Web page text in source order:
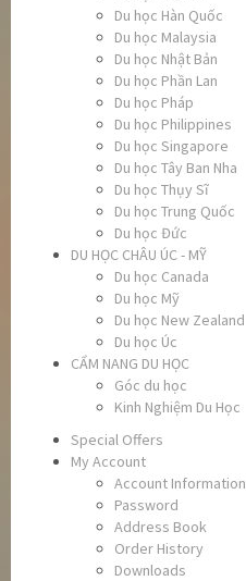
Du học Hàn Quốc
Du học Malaysia
Du học Nhật Bản
Du học Phần Lan
Du học Pháp
Du học Philippines
Du học Singapore
Du học Tây Ban Nha
Du học Thụy Sĩ
Du học Trung Quốc
Du học Đức
DU HỌC CHÂU ÚC - MỸ
Du học Canada
Du học Mỹ
Du học New Zealand
Du học Úc
CẨM NANG DU HỌC
Góc du học
Kinh Nghiệm Du Học
Special Offers
My Account
Account Information
Password
Address Book
Order History
Downloads